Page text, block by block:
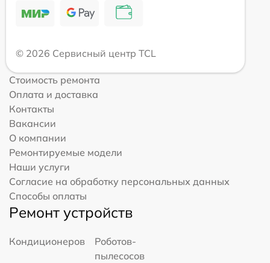
© 2026 Сервисный центр TCL
Стоимость ремонта
Оплата и доставка
Контакты
Вакансии
О компании
Ремонтируемые модели
Наши услуги
Согласие на обработку персональных данных
Способы оплаты
Ремонт устройств
Кондиционеров
Роботов-
пылесосов